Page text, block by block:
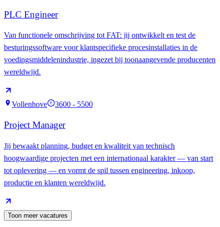
PLC Engineer
Van functionele omschrijving tot FAT: jij ontwikkelt en test de
besturingssoftware voor klantspecifieke procesinstallaties in de
voedingsmiddelenindustrie, ingezet bij toonaangevende producenten
wereldwijd.
Vollenhove € 3600 - 5500
Project Manager
Jij bewaakt planning, budget en kwaliteit van technisch
hoogwaardige projecten met een internationaal karakter — van start
tot oplevering — en vormt de spil tussen engineering, inkoop,
productie en klanten wereldwijd.
Toon meer vacatures